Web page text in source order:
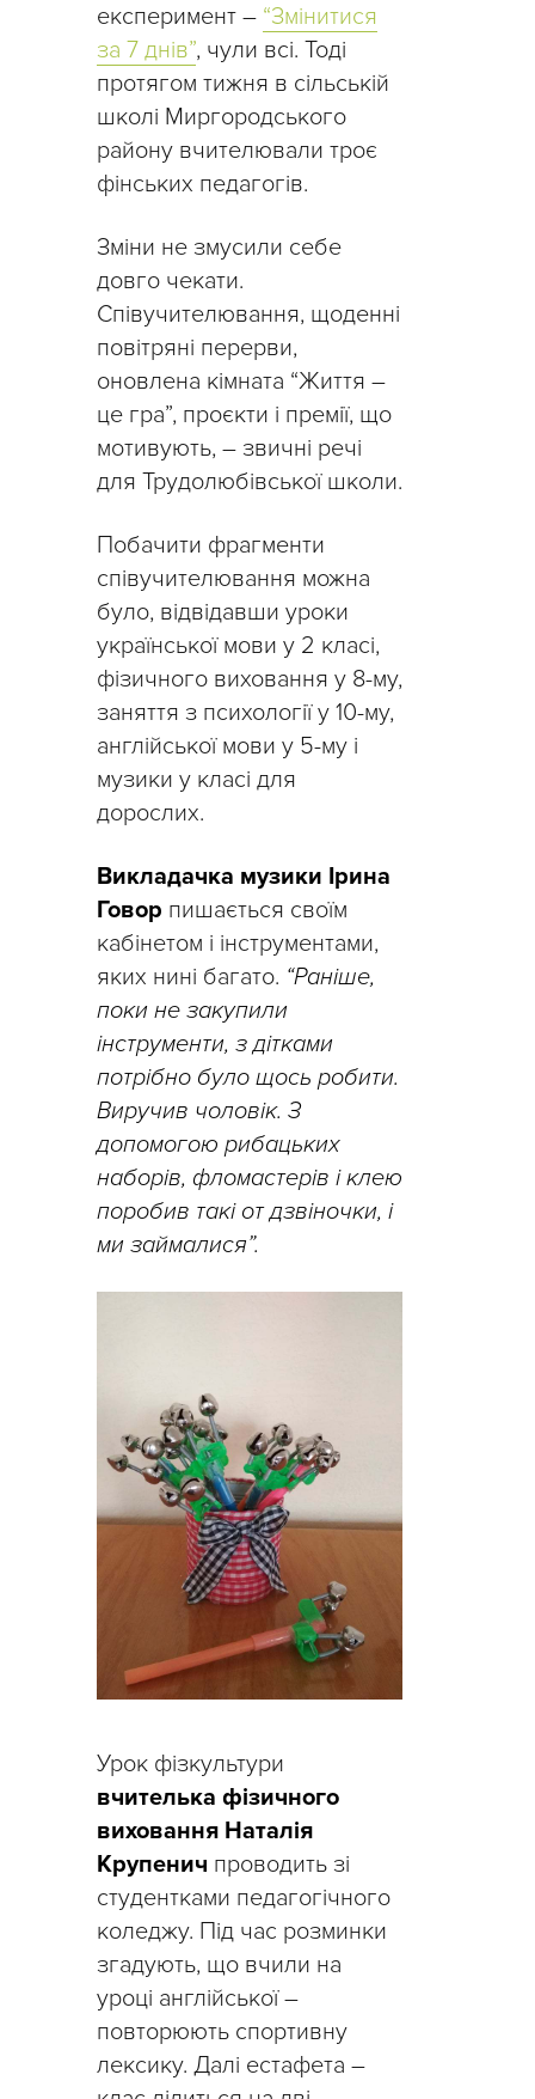
експеримент – “Змінитися
за 7 днів”, чули всі. Тоді
протягом тижня в сільській
школі Миргородського
району вчителювали троє
фінських педагогів.
Зміни не змусили себе
довго чекати.
Співучителювання, щоденні
повітряні перерви,
оновлена кімната “Життя –
це гра”, проєкти і премії, що
мотивують, – звичні речі
для Трудолюбівської школи.
Побачити фрагменти
співучителювання можна
було, відвідавши уроки
української мови у 2 класі,
фізичного виховання у 8-му,
заняття з психології у 10-му,
англійської мови у 5-му і
музики у класі для
дорослих.
Викладачка музики Ірина
Говор пишається своїм
кабінетом і інструментами,
яких нині багато. “Раніше,
поки не закупили
інструменти, з дітками
потрібно було щось робити.
Виручив чоловік. З
допомогою рибацьких
наборів, фломастерів і клею
поробив такі от дзвіночки, і
ми займалися”.
Урок фізкультури
вчителька фізичного
виховання Наталія
Крупенич проводить зі
студентками педагогічного
коледжу. Під час розминки
згадують, що вчили на
уроці англійської –
повторюють спортивну
лексику. Далі естафета –